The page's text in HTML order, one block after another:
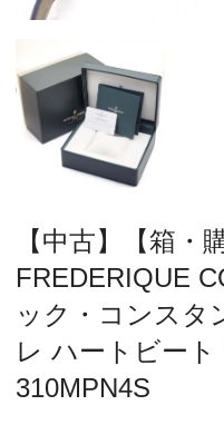
【中古】【箱・
FREDERIQUE
ック・コンスタ
レ ハートビート
310MPN4S